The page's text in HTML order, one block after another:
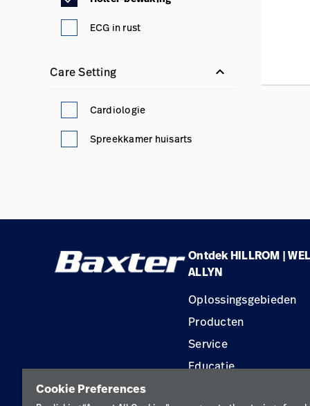
ECG in rust
Care Setting keyboard_arrow_down
Cardiologie
Spreekkamer huisarts
Ontdek HILLROM |
ALLYN
Oplossingsgebieden
Producten
Service
Educatie
Cookie Preferences